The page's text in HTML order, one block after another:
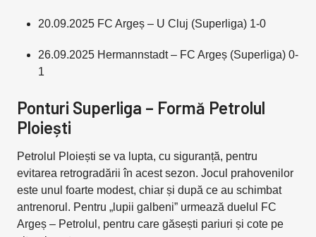
20.09.2025 FC Argeș – U Cluj (Superliga) 1-0
26.09.2025 Hermannstadt – FC Argeș (Superliga) 0-
1
Ponturi Superliga – Formă Petrolul
Ploiești
Petrolul Ploiești se va lupta, cu siguranță, pentru
evitarea retrogradării în acest sezon. Jocul prahovenilor
este unul foarte modest, chiar și după ce au schimbat
antrenorul. Pentru „lupii galbeni” urmează duelul FC
Argeș – Petrolul, pentru care găsești pariuri și cote pe